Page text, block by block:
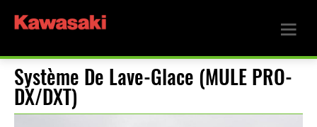
Système De Lave-Glace (MULE PRO-
DX/DXT)